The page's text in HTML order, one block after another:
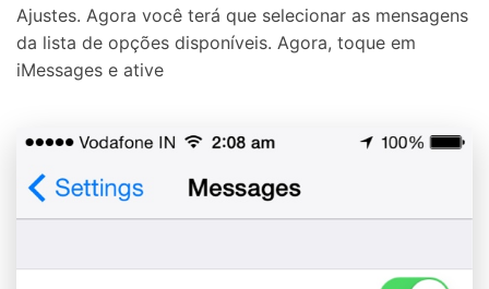
Ajustes. Agora você terá que selecionar as mensagens
da lista de opções disponíveis. Agora, toque em
iMessages e ative